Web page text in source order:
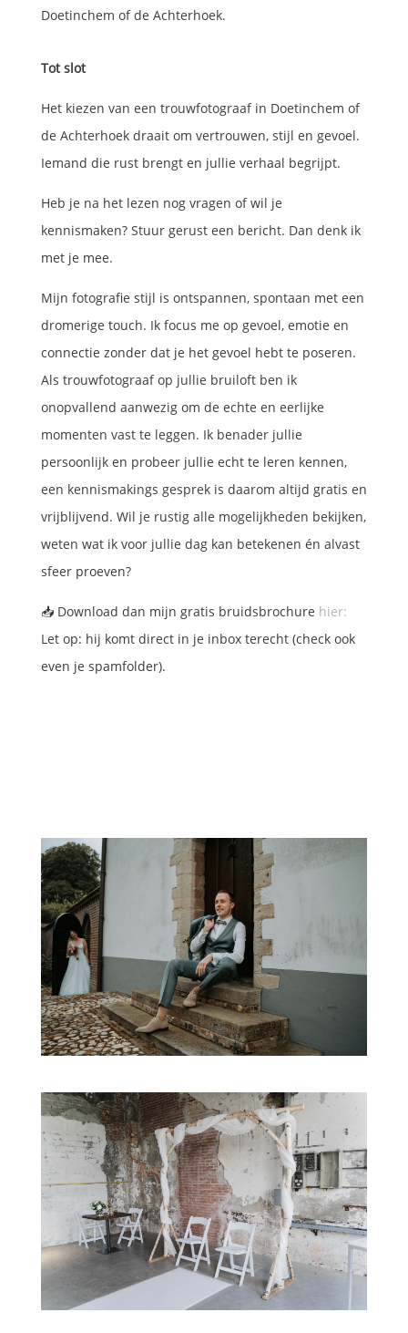
Doetinchem of de Achterhoek.
Tot slot
Het kiezen van een trouwfotograaf in Doetinchem of
de Achterhoek draait om vertrouwen, stijl en gevoel.
Iemand die rust brengt en jullie verhaal begrijpt.
Heb je na het lezen nog vragen of wil je
kennismaken? Stuur gerust een bericht. Dan denk ik
met je mee.
Mijn fotografie stijl is ontspannen, spontaan met een
dromerige touch. Ik focus me op gevoel, emotie en
connectie zonder dat je het gevoel hebt te poseren.
Als trouwfotograaf op jullie bruiloft ben ik
onopvallend aanwezig om de echte en eerlijke
momenten vast te leggen. Ik benader jullie
persoonlijk en probeer jullie echt te leren kennen,
een kennismakings gesprek is daarom altijd gratis en
vrijblijvend. Wil je rustig alle mogelijkheden bekijken,
weten wat ik voor jullie dag kan betekenen én alvast
sfeer proeven?
📥 Download dan mijn gratis bruidsbrochure hier:
Let op: hij komt direct in je inbox terecht (check ook
even je spamfolder).